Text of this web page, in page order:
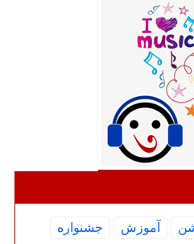
آموزش
جشنواره